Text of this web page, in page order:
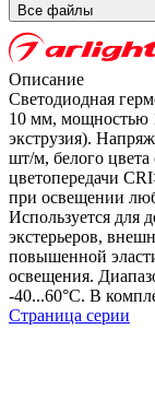
Все файлы
Описание
Светодиодная
10 мм, мощностью
экструзия).
шт/м, белого
цветопередачи
при освещении
Используется для
экстерьеров,
повышенной
освещения.
-40...60°C. В
Страница серии